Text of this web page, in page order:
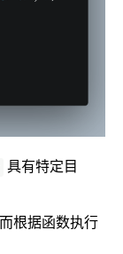
具有特定目
根据函数执行